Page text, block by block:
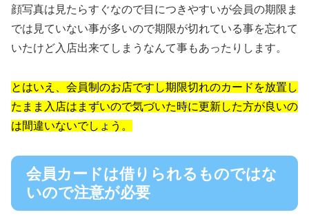
顔写真は見たらすぐなので目につきやすいが会員の期限ま
では見ていない事が多いので期限が切れている事を忘れて
いたけど入店出来てしまうなんて事もあったりします。
とはいえ、会員制のお店ですし期限切れのカードを放置し
たまま入店はまずいので気づいた時に更新した方が良いの
は間違いないでしょう。
会員カードは借りられるものではな
いので注意が必要